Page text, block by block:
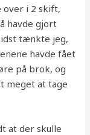
over i 2 skift,
havde gjort
tænkte jeg,
havde fået
på brok, og
meget at tage
at der skulle